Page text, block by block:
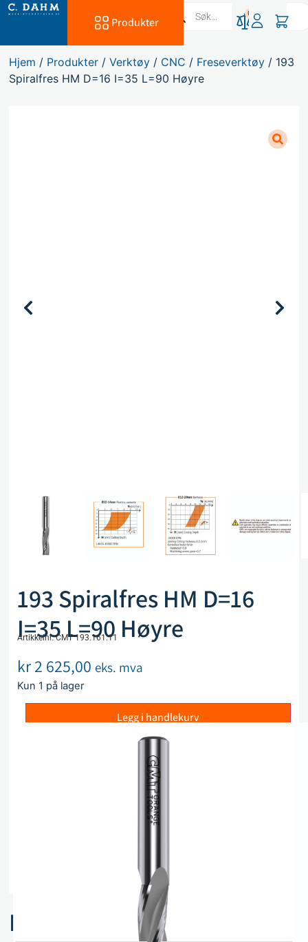
Produkter
0
Hjem / Produkter /Verktøy / CNC / Freseverktøy / 193
Spiralfres HM D=16 I=35 L=90 Høyre
193 Spiralfres HM D=16
I=35 L=90 Høyre
Artikkelnr. CMT 193.161.11
kr2 625,00 eks. mva
Kun 1 på lager
Legg i handlekurv
Legg i ønskeliste
Relaterte produkter